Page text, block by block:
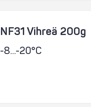
NF31 Vihreä 200g
-8...-20°C